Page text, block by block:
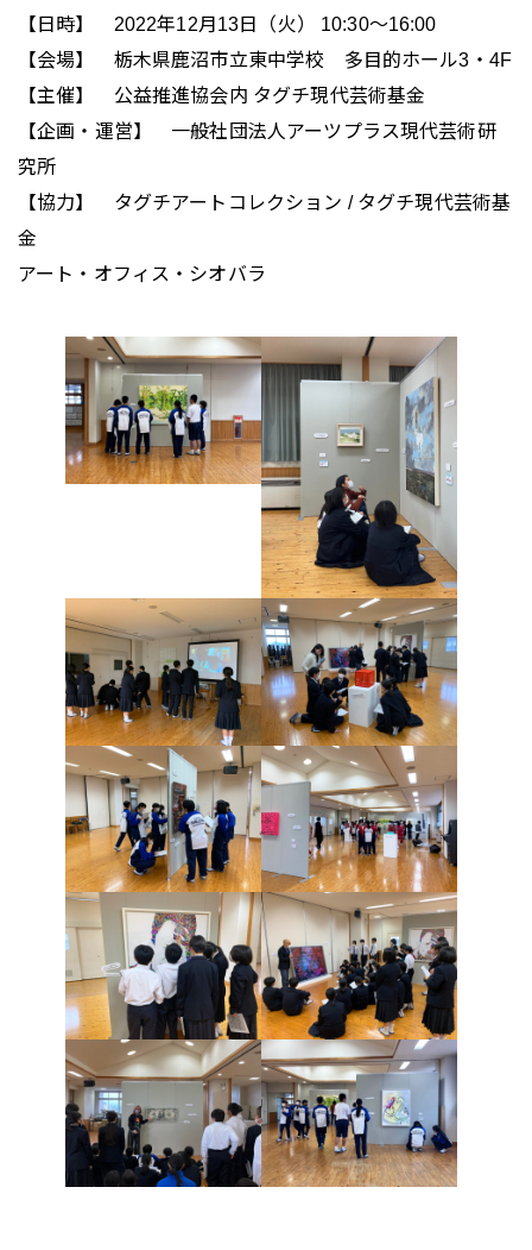
【日時】 2022年12月13日（火） 10:30〜16:00
【会場】 栃木県鹿沼市立東中学校 多目的ホール3・4F
【主催】 公益推進協会内 タグチ現代芸術基金
【企画・運営】 一般社団法人アーツプラス現代芸術研
究所
【協力】 タグチアートコレクション / タグチ現代芸術基
金
アート・オフィス・シオバラ